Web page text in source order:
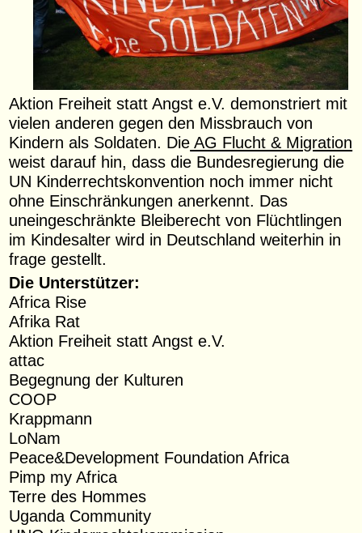
Aktion Freiheit statt Angst e.V. demonstriert mit
vielen anderen gegen den Missbrauch von
Kindern als Soldaten. Die AG Flucht & Migration
weist darauf hin, dass die Bundesregierung die
UN Kinderrechtskonvention noch immer nicht
ohne Einschränkungen anerkennt. Das
uneingeschränkte Bleiberecht von Flüchtlingen
im Kindesalter wird in Deutschland weiterhin in
frage gestellt.
Die Unterstützer:
Africa Rise
Afrika Rat
Aktion Freiheit statt Angst e.V.
attac
Begegnung der Kulturen
COOP
Krappmann
LoNam
Peace&Development Foundation Africa
Pimp my Africa
Terre des Hommes
Uganda Community